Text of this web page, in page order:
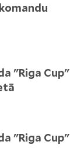
"Riga Cup"
"Riga Cup"